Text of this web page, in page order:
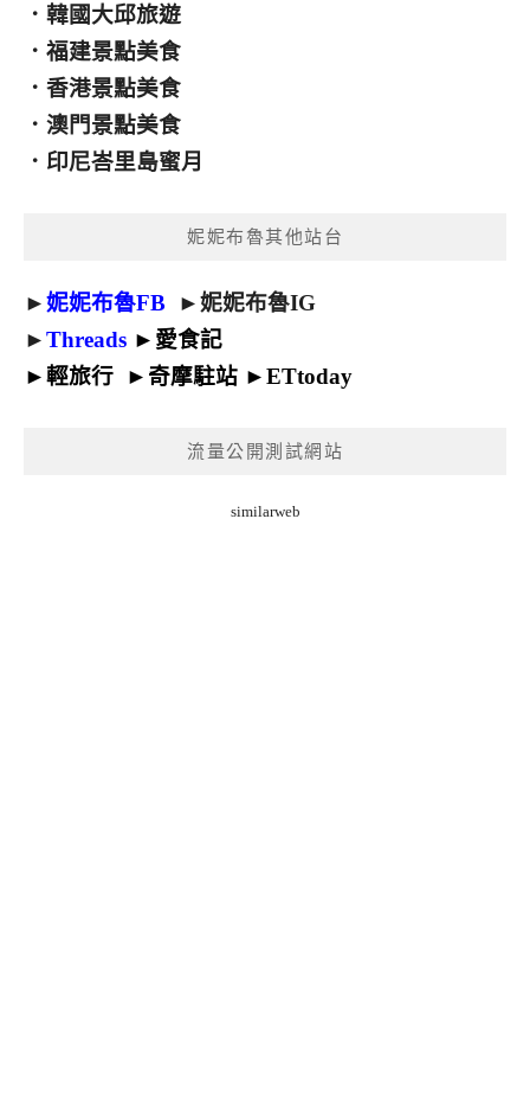
． 韓國大邱旅遊
． 福建景點美食
． 香港景點美食
． 澳門景點美食
． 印尼峇里島蜜月
妮妮布魯其他站台
►妮妮布魯FB ►妮妮布魯IG
►Threads ► 愛食記
►輕旅行 ► 奇摩駐站 ►ETtoday
流量公開測試網站
similarweb